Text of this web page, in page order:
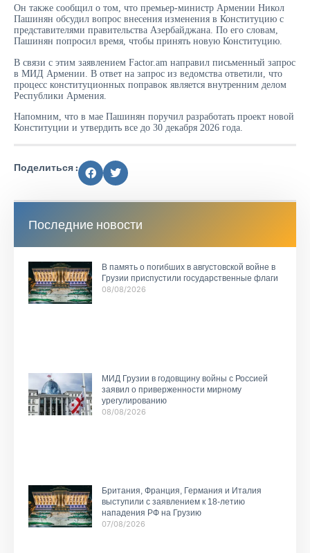
Он также сообщил о том, что премьер-министр Армении Никол
Пашинян обсудил вопрос внесения изменения в Конституцию с
представителями правительства Азербайджана. По его словам,
Пашинян попросил время, чтобы принять новую Конституцию.
В связи с этим заявлением Factor.am направил письменный запрос
в МИД Армении. В ответ на запрос из ведомства ответили, что
процесс конституционных поправок является внутренним делом
Республики Армения.
Напомним, что в мае Пашинян поручил разработать проект новой
Конституции и утвердить все до 30 декабря 2026 года.
Поделиться :
Последние новости
В память о погибших в августовской войне в
Грузии приспустили государственные флаги
08/08/2026
МИД Грузии в годовщину войны с Россией
заявил о приверженности мирному
урегулированию
08/08/2026
Британия, Франция, Германия и Италия
выступили с заявлением к 18-летию
нападения РФ на Грузию
07/08/2026